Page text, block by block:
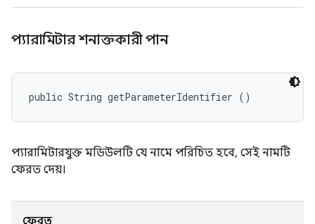
প্যারামিটার শনাক্তকারী পান
public String getParameterIdentifier ()
প্যারামিটারযুক্ত মডিউলটি যে নামে পরিচিত হবে, সেই নামটি
ফেরত দেয়।
ফেরত